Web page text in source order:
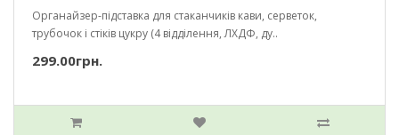
Органайзер-підставка для стаканчиків кави, серветок,
трубочок і стіків цукру (4 відділення, ЛХДФ, ду..
299.00грн.